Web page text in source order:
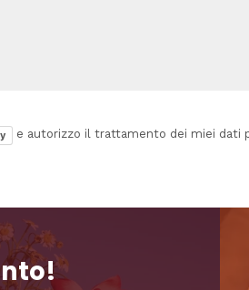
e autorizzo il trattamento dei miei dati